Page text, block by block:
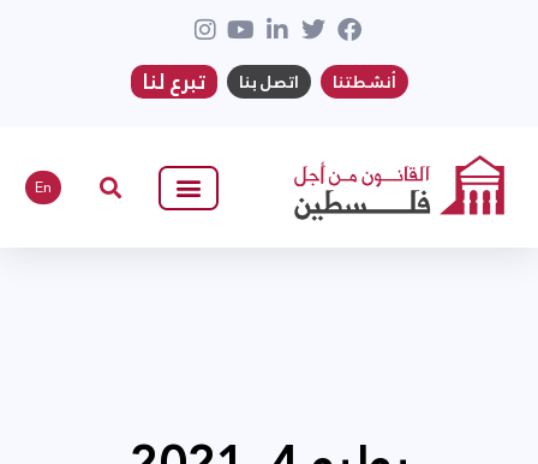
أنشطتنا اتصل بنا تبرع لنا
En